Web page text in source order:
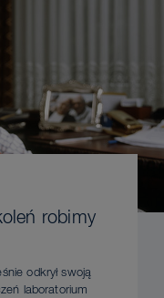
robimy
odkrył swoją
laboratorium